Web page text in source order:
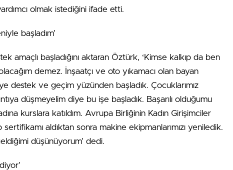
olmak istediğini ifade etti.
başladım’
amaçlı başladığını aktaran Öztürk, ‘Kimse kalkıp da ben
demez. İnşaatçı ve oto yıkamacı olan bayan
destek ve geçim yüzünden başladık. Çocuklarımız
düşmeyelim diye bu işe başladık. Başarılı olduğumu
kurslara katıldım. Avrupa Birliğinin Kadın Girişimciler
sertifikamı aldıktan sonra makine ekipmanlarımızı yeniledik.
düşünüyorum’ dedi.